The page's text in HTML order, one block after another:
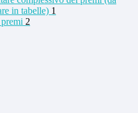
in tabelle) 1
2